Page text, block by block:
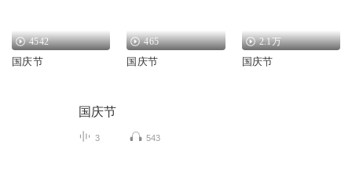
4542
国庆节
465
国庆节
2.1万
国庆节
国庆节
3 543